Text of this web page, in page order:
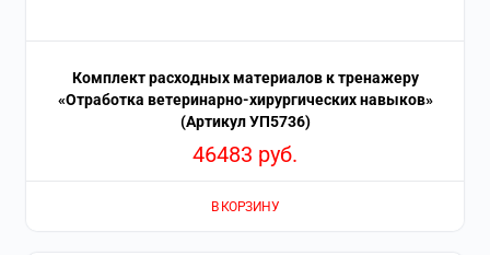
Комплект расходных материалов к тренажеру
«Отработка ветеринарно-хирургических навыков»
(Артикул УП5736)
46483 руб.
В КОРЗИНУ